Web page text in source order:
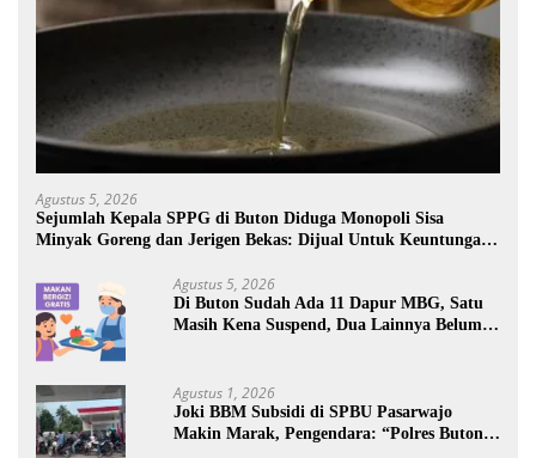
Agustus 5, 2026
Sejumlah Kepala SPPG di Buton Diduga Monopoli Sisa
Minyak Goreng dan Jerigen Bekas: Dijual Untuk Keuntungan
Agustus 5, 2026
Di Buton Sudah Ada 11 Dapur MBG, Satu
Masih Kena Suspend, Dua Lainnya Belum
Agustus 1, 2026
Joki BBM Subsidi di SPBU Pasarwajo
Makin Marak, Pengendara: “Polres Buton